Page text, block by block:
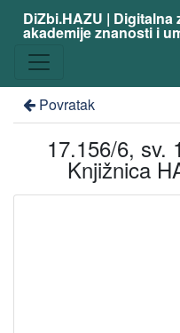
DiZbi.HAZU |
akademije znanosti i
Povratak
17.156/6, sv.
Knjižnica